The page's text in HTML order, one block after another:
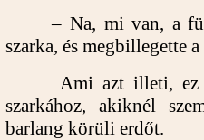
– Na, mi van, a
szarka, és megbillegette
Ami azt illeti, ez a
szarkához, akiknél
barlang körüli erdőt.